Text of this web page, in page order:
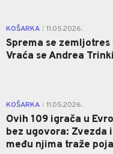
KOŠARKA 11.05.2026.
Sprema se
Vraća se Andrea
KOŠARKA 11.05.2026.
Ovih 109 igrača u
bez ugovora: Zvezda
među njima traže